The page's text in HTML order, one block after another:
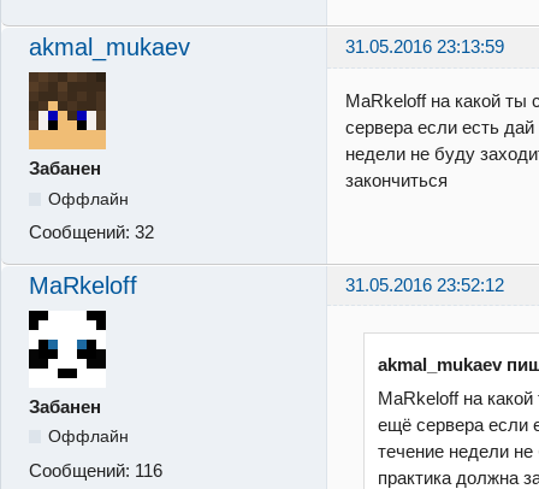
akmal_mukaev 31.05.2016 23:13:59
Забанен
Оффлайн
Сообщений: 32
MaRkeloff на какой ты
сервера если есть
недели не буду
закончиться
MaRkeloff 31.05.2016 23:52:12
Забанен
Оффлайн
Сообщений: 116
akmal_mukaev
MaRkeloff на
ещё сервера если
течение недели
практика должна